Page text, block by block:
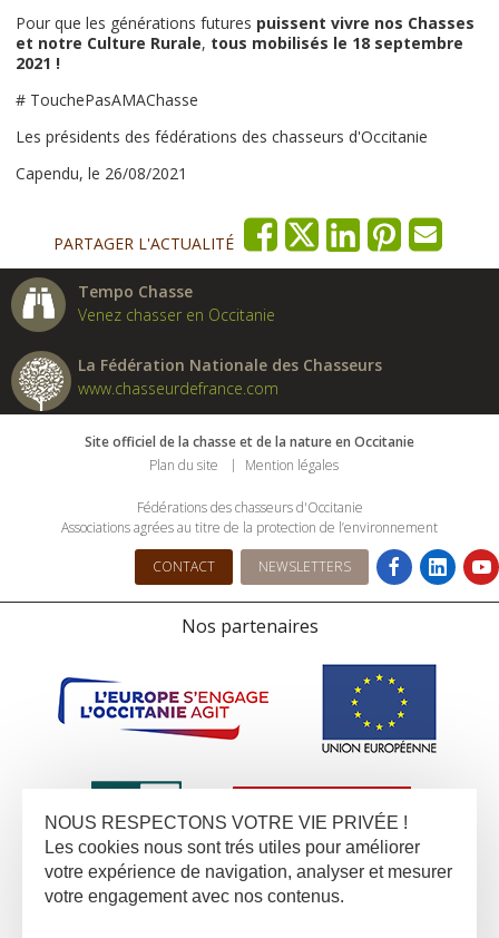
Pour que les générations futures puissent vivre nos Chasses
et notre Culture Rurale, tous mobilisés le 18 septembre
2021 !
# TouchePasAMAChasse
Les présidents des fédérations des chasseurs d'Occitanie
Capendu, le 26/08/2021
PARTAGER L'ACTUALITÉ
Tempo Chasse
Venez chasser en Occitanie
La Fédération Nationale des Chasseurs
www.chasseurdefrance.com
Site officiel de la chasse et de la nature en Occitanie
Plan du site
Mention légales
Fédérations des chasseurs d'Occitanie
Associations agrées au titre de la protection de l’environnement
CONTACT NEWSLETTERS
Nos partenaires
NOUS RESPECTONS VOTRE VIE PRIVÉE !
Les cookies nous sont trés utiles pour améliorer
votre expérience de navigation, analyser et mesurer
votre engagement avec nos contenus.